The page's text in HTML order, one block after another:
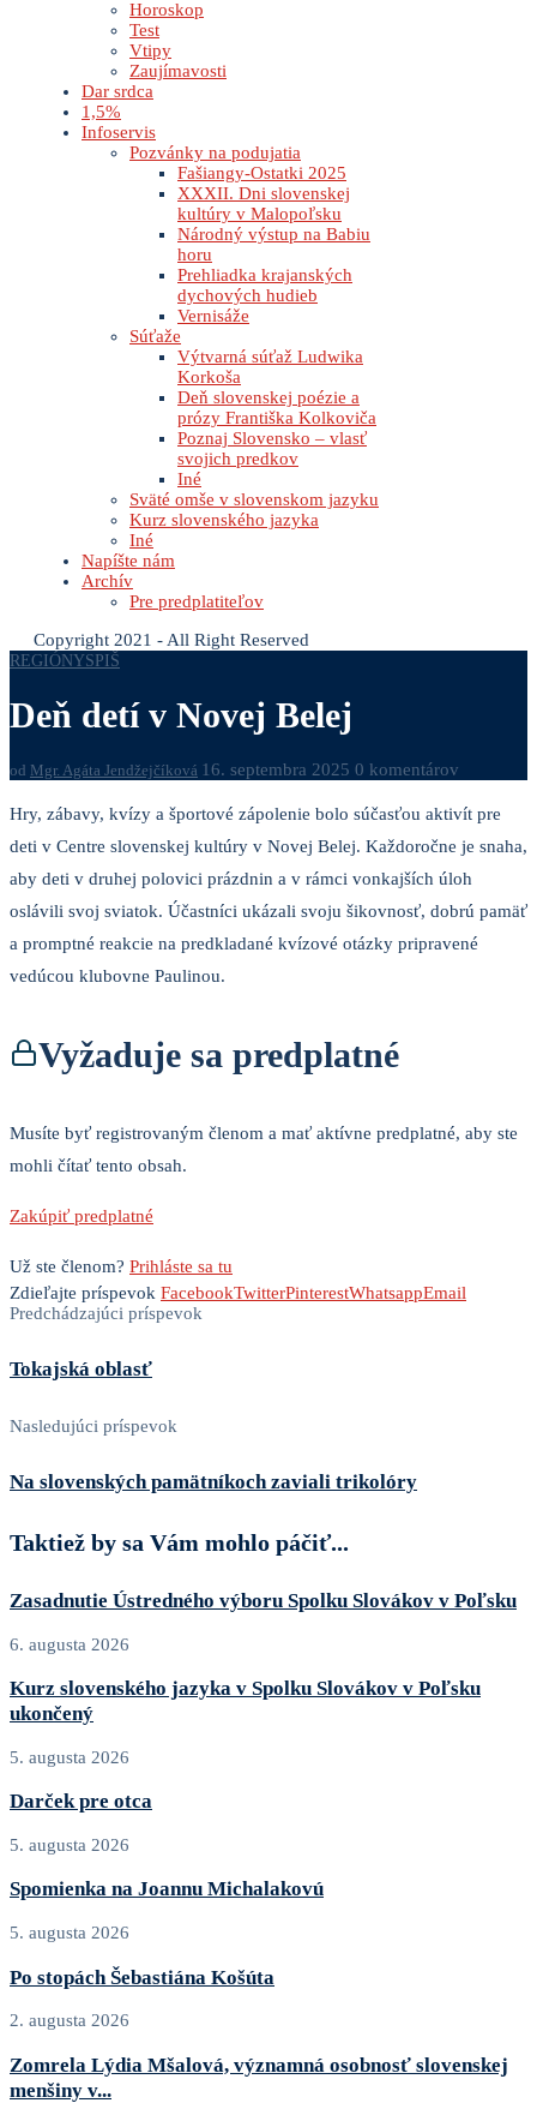
Horoskop
Test
Vtipy
Zaujímavosti
Dar srdca
1,5%
Infoservis
Pozvánky na podujatia
Fašiangy-Ostatki 2025
XXXII. Dni slovenskej
kultúry v Malopoľsku
Národný výstup na Babiu
horu
Prehliadka krajanských
dychových hudieb
Vernisáže
Súťaže
Výtvarná súťaž Ludwika
Korkoša
Deň slovenskej poézie a
prózy Františka Kolkoviča
Poznaj Slovensko – vlasť
svojich predkov
Iné
Sväté omše v slovenskom jazyku
Kurz slovenského jazyka
Iné
Napíšte nám
Archív
Pre predplatiteľov
Copyright 2021 - All Right Reserved
REGIÓNYSPIŠ
Deň detí v Novej Belej
od Mgr. Agáta Jendžejčíková 16. septembra 2025 0 komentárov
Hry, zábavy, kvízy a športové zápolenie bolo súčasťou aktivít pre
deti v Centre slovenskej kultúry v Novej Belej. Každoročne je snaha,
aby deti v druhej polovici prázdnin a v rámci vonkajších úloh
oslávili svoj sviatok. Účastníci ukázali svoju šikovnosť, dobrú pamäť
a promptné reakcie na predkladané kvízové otázky pripravené
vedúcou klubovne Paulinou.
Vyžaduje sa predplatné
Musíte byť registrovaným členom a mať aktívne predplatné, aby ste
mohli čítať tento obsah.
Zakúpiť predplatné
Už ste členom? Prihláste sa tu
Zdieľajte príspevok FacebookTwitterPinterestWhatsappEmail
Predchádzajúci príspevok
Tokajská oblasť
Nasledujúci príspevok
Na slovenských pamätníkoch zaviali trikolóry
Taktiež by sa Vám mohlo páčiť...
Zasadnutie Ústredného výboru Spolku Slovákov v Poľsku
6. augusta 2026
Kurz slovenského jazyka v Spolku Slovákov v Poľsku
ukončený
5. augusta 2026
Darček pre otca
5. augusta 2026
Spomienka na Joannu Michalakovú
5. augusta 2026
Po stopách Šebastiána Košúta
2. augusta 2026
Zomrela Lýdia Mšalová, významná osobnosť slovenskej
menšiny v...